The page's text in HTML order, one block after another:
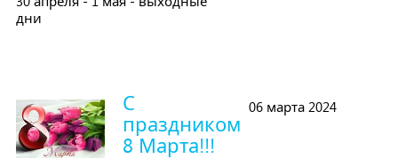
дни
06 марта 2024
С
праздником
8 Марта!!!